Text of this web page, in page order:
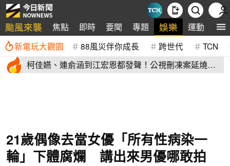
颱風來襲 焦點 即時 要聞 專題 娛樂 運動 全
新電玩大觀園 88風災伴你成長 跨世代 TCN
柯佳嬿、連俞涵到江宏恩都發聲！公視刪凍案延燒
21歲偶像去當女優「所有性病染一
輪」下體腐爛 講出來男優哪敢拍